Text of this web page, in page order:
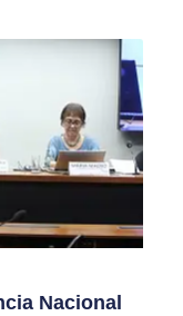
Nacional